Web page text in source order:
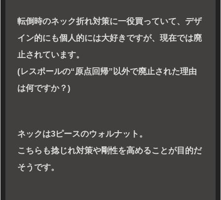
転倒時のネック折れ対策に一役買っていて、デザ
イン的にも個人的には大好きですが、現在では廃
止されています。
(レスポールの“原点回帰”以外で廃止された理由
は何ですか？)
ネックは3ピースのウォルナット。
こちらも捻じれ対策や剛性を高めることが目的だ
そうです。